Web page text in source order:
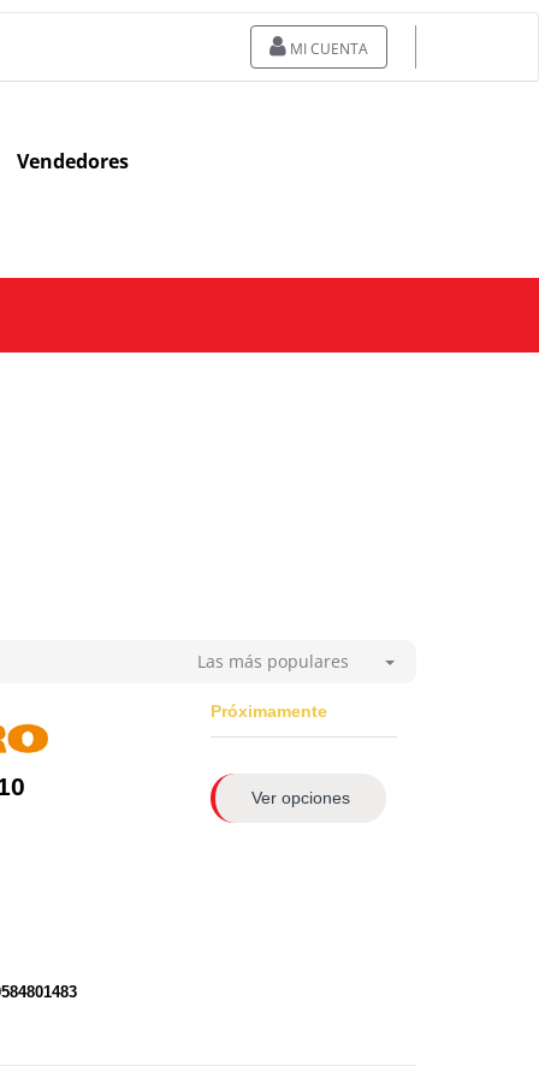
MI CUENTA
Vendedores
Las más populares
Próximamente
Ver opciones